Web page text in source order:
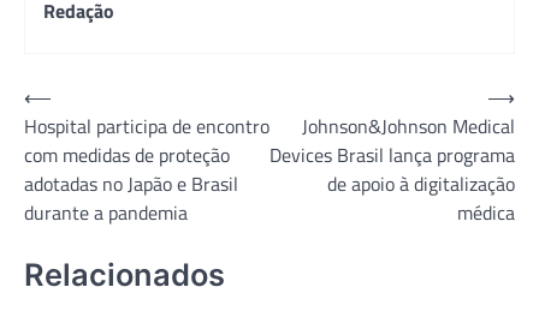
Redação
Navegação
de
Post
⟵
Hospital participa de encontro
com medidas de proteção
adotadas no Japão e Brasil
durante a pandemia
Johnson&Johnson Medical
Devices Brasil lança programa
de apoio à digitalização
médica
⟶
Relacionados